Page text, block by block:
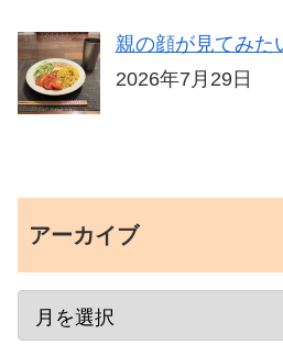
親の顔が見てみた
2026年7月29日
アーカイブ